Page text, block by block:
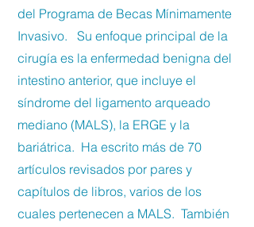
del Programa de Becas Mínimamente
Invasivo. Su enfoque principal de la
cirugía es la enfermedad benigna del
intestino anterior, que incluye el
síndrome del ligamento arqueado
mediano (MALS), la ERGE y la
bariátrica. Ha escrito más de 70
artículos revisados por pares y
capítulos de libros, varios de los
cuales pertenecen a MALS. También